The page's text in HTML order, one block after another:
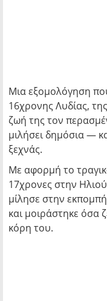
Μια εξομολόγηση
16χρονης Λυδίας,
ζωή της τον
μιλήσει δημόσια —
ξεχνάς.
Με αφορμή το
17χρονες στην
μίλησε στην εκπομπή
και μοιράστηκε όσα
κόρη του.